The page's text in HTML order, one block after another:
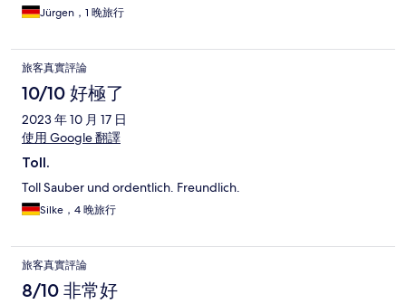
Jürgen，1 晚旅行
旅客真實評論
10/10 好極了
2023 年 10 月 17 日
使用 Google 翻譯
Toll.
Toll Sauber und ordentlich. Freundlich.
Silke，4 晚旅行
旅客真實評論
8/10 非常好